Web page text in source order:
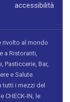
accessibilità
rivolto al mondo
a Ristoranti,
Pasticcerie, Bar,
e Salute.
tutti i mezzi del
CHECK-IN, le